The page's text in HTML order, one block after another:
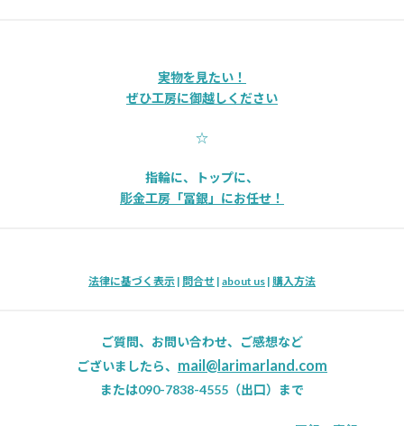
実物を見たい！
ぜひ工房に御越しください
☆
指輪に、トップに、
彫金工房「冨銀」にお任せ！
法律に基づく表示 | 問合せ | about us | 購入方法
ご質問、お問い合わせ、ご感想など
ございましたら、 mail@larimarland.com
または090-7838-4555（出口）まで